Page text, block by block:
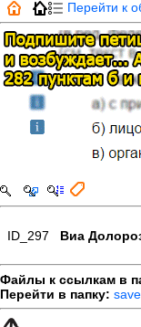
Перейти к
ID_297 Виа
Файлы к ссылкам в
Перейти в папку: save